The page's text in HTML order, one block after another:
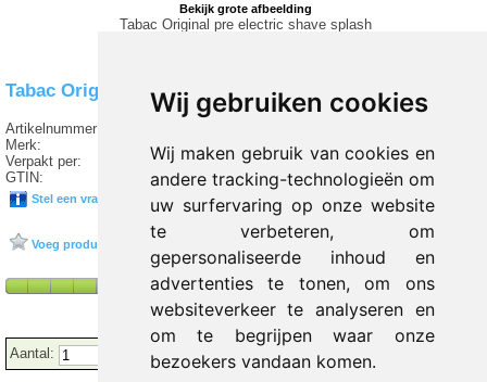
Wij gebruiken cookies
Wij maken gebruik van cookies en
andere tracking-technologieën om
uw surfervaring op onze website
te verbeteren, om
gepersonaliseerde inhoud en
advertenties te tonen, om ons
websiteverkeer te analyseren en
om te begrijpen waar onze
bezoekers vandaan komen.
Bekijk grote afbeelding
Tabac Original pre electric shave splash
Tabac Original pre electric shave splash
Artikelnummer:
Merk:
Verpakt per:
GTIN:
TABAC
150 ml
4011700425136
Stel een vraag over dit product
Voeg product toe aan favorieten
Aantal: